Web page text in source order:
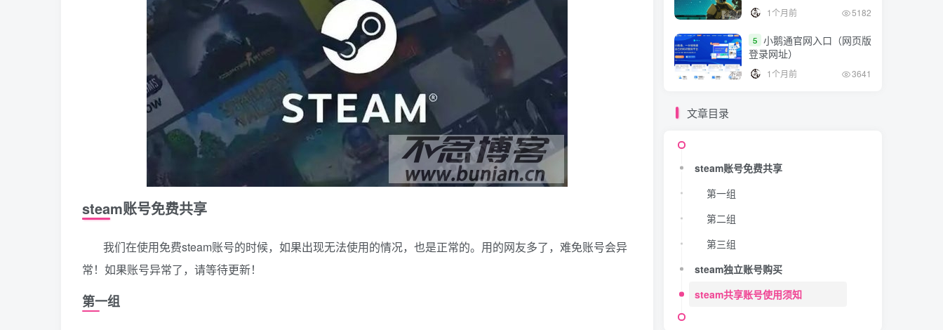
steam账号免费共享
我们在使用免费steam账号的时候，如果出现无法使用的情况，也是正常的。用的网友多了，难免账号会异
常！如果账号异常了，请等待更新！
第一组
1个月前 5182
5 小鹅通官网入口（网页版
登录网址）
1个月前 3641
文章目录
steam账号免费共享
第一组
第二组
第三组
steam独立账号购买
steam共享账号使用须知